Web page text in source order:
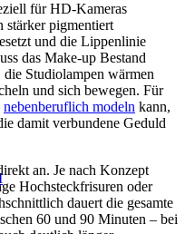
für HD-Kameras
stärker pigmentiert
und die Lippenlinie
das Make-up Bestand
Studiolampen wärmen
und sich bewegen. Für
nebenberuflich modeln kann,
damit verbundene Geduld
an. Je nach Konzept
Hochsteckfrisuren oder
dauert die gesamte
60 und 90 Minuten – bei